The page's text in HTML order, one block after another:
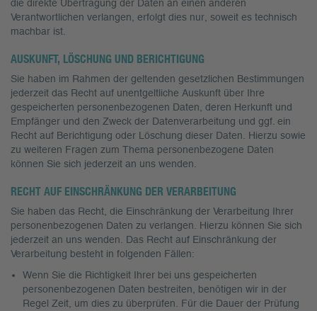
die direkte Übertragung der Daten an einen anderen
Verantwortlichen verlangen, erfolgt dies nur, soweit es technisch
machbar ist.
AUSKUNFT, LÖSCHUNG UND BERICHTIGUNG
Sie haben im Rahmen der geltenden gesetzlichen Bestimmungen
jederzeit das Recht auf unentgeltliche Auskunft über Ihre
gespeicherten personenbezogenen Daten, deren Herkunft und
Empfänger und den Zweck der Datenverarbeitung und ggf. ein
Recht auf Berichtigung oder Löschung dieser Daten. Hierzu sowie
zu weiteren Fragen zum Thema personenbezogene Daten
können Sie sich jederzeit an uns wenden.
RECHT AUF EINSCHRÄNKUNG DER VERARBEITUNG
Sie haben das Recht, die Einschränkung der Verarbeitung Ihrer
personenbezogenen Daten zu verlangen. Hierzu können Sie sich
jederzeit an uns wenden. Das Recht auf Einschränkung der
Verarbeitung besteht in folgenden Fällen:
Wenn Sie die Richtigkeit Ihrer bei uns gespeicherten
personenbezogenen Daten bestreiten, benötigen wir in der
Regel Zeit, um dies zu überprüfen. Für die Dauer der Prüfung